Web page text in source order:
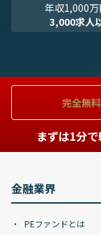
年収1,000万
3,000求人
完全無料
まずは1分
金融業界
PEファンドとは